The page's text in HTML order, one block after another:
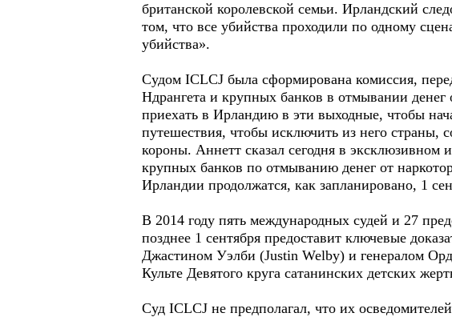
британской королевской семьи. Ирландский
том, что все убийства проходили по одному
убийства».
Судом ICLCJ была сформирована комиссия,
Ндрангета и крупных банков в отмывании
приехать в Ирландию в эти выходные, чтобы
путешествия, чтобы исключить из него страны,
короны. Аннетт сказал сегодня в эксклюзивном
крупных банков по отмыванию денег от
Ирландии продолжатся, как запланировано, 1
В 2014 году пять международных судей и 27
позднее 1 сентября предоставит ключевые
Джастином Уэлби (Justin Welby) и генералом
Культе Девятого круга сатанинских детских
Суд ICLCJ не предполагал, что их